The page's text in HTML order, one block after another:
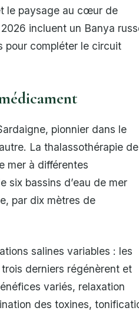
le paysage au cœur de
incluent un Banya
pour compléter le circuit
pionnier dans le
La thalassothérapie de
mer à différentes
six bassins d’eau de mer
par dix mètres de
salines variables : les
derniers régénèrent et
variés, relaxation
des toxines,